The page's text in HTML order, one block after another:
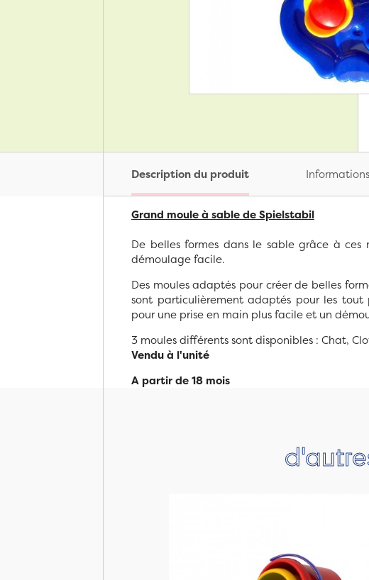
Description du produit
Grand moule à sable de Spielstabil
De belles formes dans le sable grâce à ces
démoulage facile.
Des moules adaptés pour créer de belles
sont particulièrement adaptés pour les
pour une prise en main plus facile et un
3 moules différents sont disponibles : Chat,
Vendu à l'unité
A partir de 18 mois